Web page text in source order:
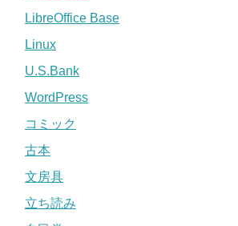
LibreOffice Base
Linux
U.S.Bank
WordPress
コミック
古本
文房具
立ち読み